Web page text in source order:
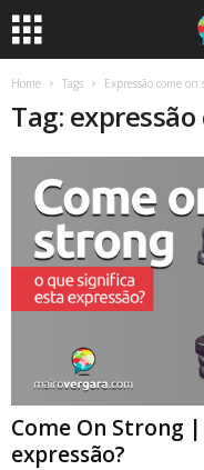
Home Tags Expressão come on
Tag:
Come On Strong
expressão?